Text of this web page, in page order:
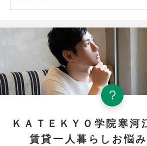
ＫＡＴＥＫＹＯ学院寒河
賃貸一人暮らしお悩